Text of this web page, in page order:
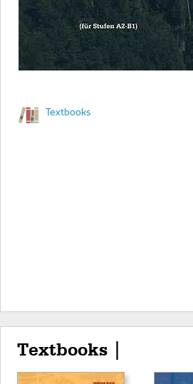
Textbooks
Textbooks |